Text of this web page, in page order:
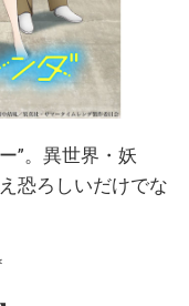
”。異世界・妖
恐ろしいだけでな